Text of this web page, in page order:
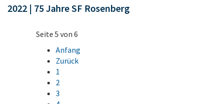
2022 | 75 Jahre SF Rosenberg
Seite 5 von 6
Anfang
Zurück
1
2
3